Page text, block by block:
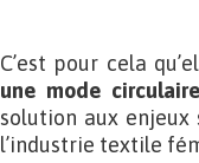
C’est pour cela
une mode circulaire
solution aux enjeux
l’industrie textile